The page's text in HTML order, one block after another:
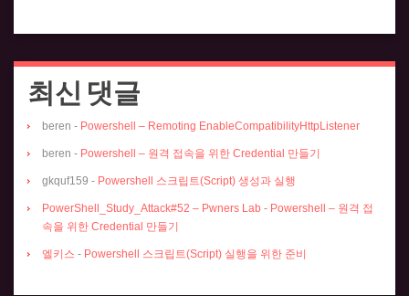
최신 댓글
beren - Powershell – Remoting EnableCompatibilityHttpListener
beren - Powershell – 원격 접속을 위한 Credential 만들기
gkquf159 - Powershell 스크립트(Script) 생성과 실행
PowerShell_Study_Attack#52 – Pwners Lab - Powershell – 원격 접
속을 위한 Credential 만들기
엘키스 - Powershell 스크립트(Script) 실행을 위한 준비